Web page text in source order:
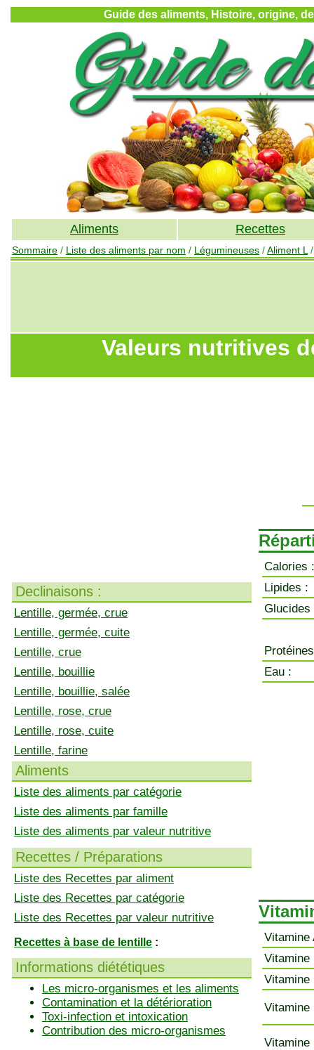
Guide des aliments, Histoire, origine,
Aliments Recettes
Sommaire / Liste des aliments par nom / Légumineuses /Aliment L
Valeurs nutritives
Declinaisons :
Lentille, germée, crue
Lentille, germée, cuite
Lentille, crue
Lentille, bouillie
Lentille, bouillie, salée
Lentille, rose, crue
Lentille, rose, cuite
Lentille, farine
Aliments
Liste des aliments par catégorie
Liste des aliments par famille
Liste des aliments par valeur nutritive
Recettes / Préparations
Liste des Recettes par aliment
Liste des Recettes par catégorie
Liste des Recettes par valeur nutritive
Recettes à base de lentille :
Informations diététiques
Les micro-organismes et les aliments
Contamination et la détérioration
Toxi-infection et intoxication
Contribution des micro-organismes
Calories :
Lipides :
Glucides
Eau :
Vitamine
Vitamine
Vitamine
Vitamine
Vitamine